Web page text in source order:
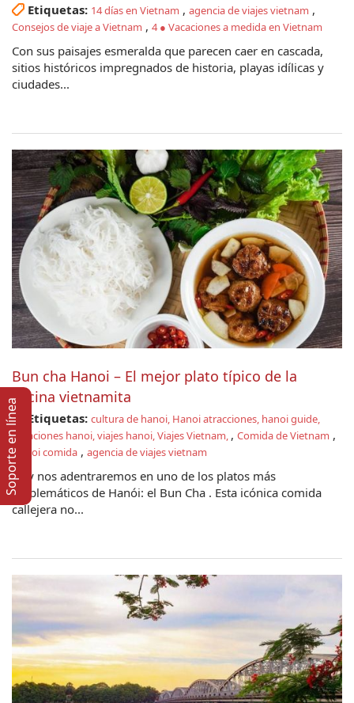
Etiquetas: 14 días en Vietnam , agencia de viajes vietnam ,
Consejos de viaje a Vietnam , 4 ● Vacaciones a medida en Vietnam
Con sus paisajes esmeralda que parecen caer en cascada,
sitios históricos impregnados de historia, playas idílicas y
ciudades...
Bun cha Hanoi – El mejor plato típico de la
cocina vietnamita
Etiquetas: cultura de hanoi, Hanoi atracciones, hanoi guide,
vacaciones hanoi, viajes hanoi, Viajes Vietnam, , Comida de Vietnam ,
Hanoi comida , agencia de viajes vietnam
Hoy nos adentraremos en uno de los platos más
emblemáticos de Hanói: el Bun Cha . Esta icónica comida
callejera no...
Soporte en lí­nea